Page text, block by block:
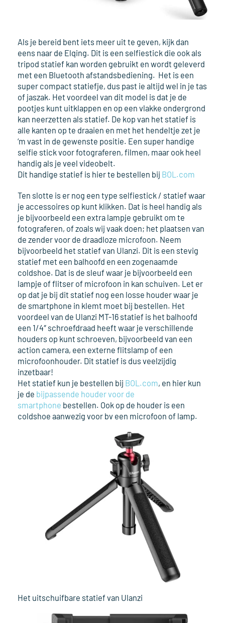
Als je bereid bent iets meer uit te geven, kijk dan
eens naar de Elqing. Dit is een selfiestick die ook als
tripod statief kan worden gebruikt en wordt geleverd
met een Bluetooth afstandsbediening. Het is een
super compact statiefje, dus past ie altijd wel in je tas
of jaszak. Het voordeel van dit model is dat je de
pootjes kunt uitklappen en op een vlakke ondergrond
kan neerzetten als statief. De kop van het statief is
alle kanten op te draaien en met het hendeltje zet je
‘m vast in de gewenste positie. Een super handige
selfie stick voor fotograferen, filmen, maar ook heel
handig als je veel videobelt.
Dit handige statief is hier te bestellen bij BOL.com
Ten slotte is er nog een type selfiestick / statief waar
je accessoires op kunt klikken. Dat is heel handig als
je bijvoorbeeld een extra lampje gebruikt om te
fotograferen, of zoals wij vaak doen; het plaatsen van
de zender voor de draadloze microfoon. Neem
bijvoorbeeld het statief van Ulanzi. Dit is een stevig
statief met een balhoofd en een zogenaamde
coldshoe. Dat is de sleuf waar je bijvoorbeeld een
lampje of flitser of microfoon in kan schuiven. Let er
op dat je bij dit statief nog een losse houder waar je
de smartphone in klemt moet bij bestellen. Het
voordeel van de Ulanzi MT-16 statief is het balhoofd
een 1/4″ schroefdraad heeft waar je verschillende
houders op kunt schroeven, bijvoorbeeld van een
action camera, een externe flitslamp of een
microfoonhouder. Dit statief is dus veelzijdig
inzetbaar!
Het statief kun je bestellen bij BOL.com, en hier kun
je de bijpassende houder voor de
smartphone bestellen. Ook op de houder is een
coldshoe aanwezig voor bv een microfoon of lamp.
Het uitschuifbare statief van Ulanzi